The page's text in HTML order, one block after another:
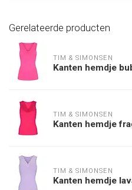
Gerelateerde producten
TIM & SIMONSEN
Kanten hemdje
TIM & SIMONSEN
Kanten hemdje
TIM & SIMONSEN
Kanten hemdje